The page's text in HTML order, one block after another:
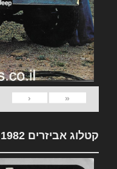
«
‹
קטלוג אביזרים 1982 Jeep